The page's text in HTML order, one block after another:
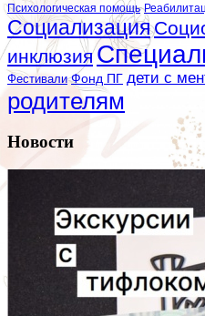
Психологическая помощь
Социализация
инклюзия
Фестивали Фонд ПГ дети с
родителям
Новости